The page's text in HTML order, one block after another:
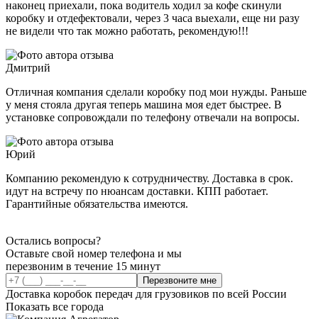
наконец приехали, пока водитель ходил за кофе скинули
коробку и отдефектовали, через 3 часа выехали, еще ни разу
не видели что так можно работать, рекомендую!!!
Дмитрий
Отличная компания сделали коробку под мои нужды. Раньше
у меня стояла другая теперь машина моя едет быстрее. В
установке сопровождали по телефону отвечали на вопросы.
Юрий
Компанию рекомендую к сотрудничеству. Доставка в срок.
идут на встречу по нюансам доставки. КПП работает.
Гарантийные обязательства имеются.
Остались вопросы?
Оставьте свой номер телефона и мы
перезвоним в течение 15 минут
Перезвоните мне
Доставка коробок передач для грузовиков по всей России
Показать все города